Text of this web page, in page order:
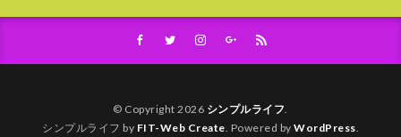
© Copyright 2026 シンプルライフ.
シンプルライフ by FIT-Web Create. Powered by WordPress.